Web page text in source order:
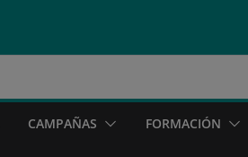
CAMPAÑAS FORMACIÓN